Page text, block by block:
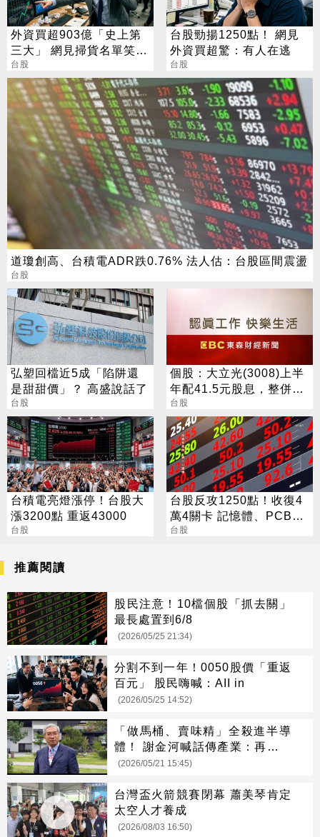
外資買超903億「史上第
三大」 網見掃貨名單笑：
不懂在幹嘛
台股
台股勁揚1250點！ 網見
外資買超驚：有人在逃
台股
道瓊創高、台積電ADR跌0.76% 法人估：台股區間震盪
台股
弘塑回檔近5成「陷阱還
是甜甜價」？ 高盛說話了
台股
個股：大立光(3008)上半
年配41.5元股息，整併大
陽科技為100%子公司
台股
台積電亮燈漲停！台股大
漲3200點 重返43000
台股
台股反攻1250點！收復4
萬4關卡 記憶體、PCB一
票亮燈
台股
推薦閱讀
股民注意！10檔個股「抓去關」
最長處置到6/8
(2026/05/25 21:34)
分割不到一年！0050股價「重返
百元」 股民嗨喊：AII in
(2026/05/25 14:52)
「做馬桶、賣味精」全殺進半導
體！ 謝金河喊話傳產業：再不轉
型就BI
(2026/05/21 15:45)
台灣盃火箭競賽閉幕 蕭美琴肯定
太空人才養成
(2026/08/03 16:50)